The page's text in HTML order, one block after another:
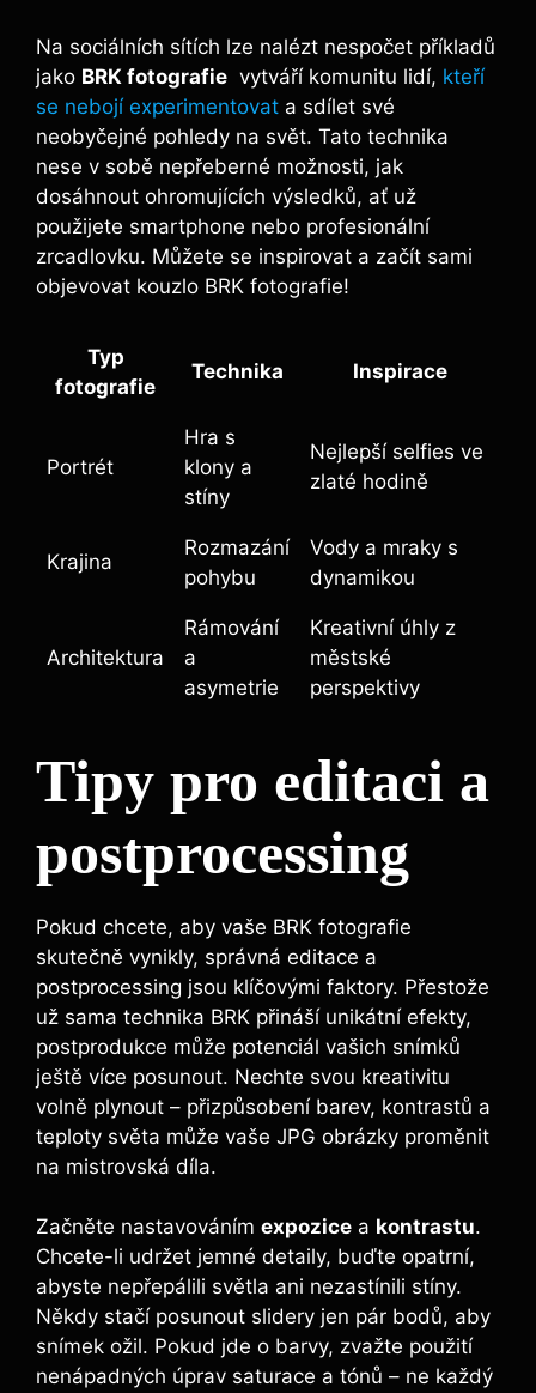
Na sociálních sítích lze ⁤nalézt‌ nespočet příkladů
jako‍ BRK​ fotografie ‍ vytváří komunitu lidí, ‌ kteří
se nebojí experimentovat ​ a ⁢sdílet⁤ své
neobyčejné pohledy na svět. ‍Tato technika​
nese v ⁤sobě nepřeberné možnosti, jak
dosáhnout ohromujících ‌výsledků, ať už
použijete ‌smartphone nebo profesionální
zrcadlovku. Můžete se⁤ inspirovat a​ začít‌ sami‌
objevovat kouzlo BRK ⁣fotografie!
Typ
fotografie
Technika Inspirace
Portrét
Hra⁢ s
klony⁤ a
stíny
Nejlepší ​selfies ve
zlaté ​hodině
Krajina
Rozmazání
pohybu
Vody a mraky s
dynamikou
Architektura
Rámování
a‍
asymetrie
Kreativní úhly z
městské
perspektivy
Tipy pro editaci a
postprocessing
Pokud chcete,⁢ aby⁤ vaše BRK fotografie
skutečně vynikly, správná‌ editace a
postprocessing⁣ jsou ⁤klíčovými faktory. Přestože⁣
už ⁣sama technika BRK přináší unikátní efekty,
postprodukce může potenciál​ vašich snímků
⁣ještě ‌více posunout. Nechte svou kreativitu
volně plynout ⁣– přizpůsobení ​barev, kontrastů a
teploty světa může ⁢vaše JPG obrázky proměnit
na mistrovská ​díla.
Začněte nastavováním expozice a kontrastu.
Chcete-li udržet jemné detaily, buďte opatrní,
abyste ‍nepřepálili světla ani nezastínili stíny.
Někdy ⁣stačí posunout‌ slidery jen pár bodů, aby
snímek ožil. Pokud jde o barvy,​ zvažte ⁣použití
nenápadných ⁣úprav saturace a⁣ tónů – ne každý